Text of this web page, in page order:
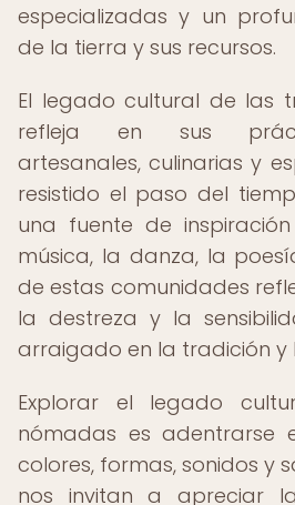
especializadas y un
de la tierra y sus recursos.
El legado cultural de las
refleja en sus
artesanales, culinarias y
resistido el paso del
una fuente de
música, la danza, la
de estas comunidades
la destreza y la
arraigado en la tradición y
Explorar el legado
nómadas es adentrarse
colores, formas, sonidos y
nos invitan a apreciar